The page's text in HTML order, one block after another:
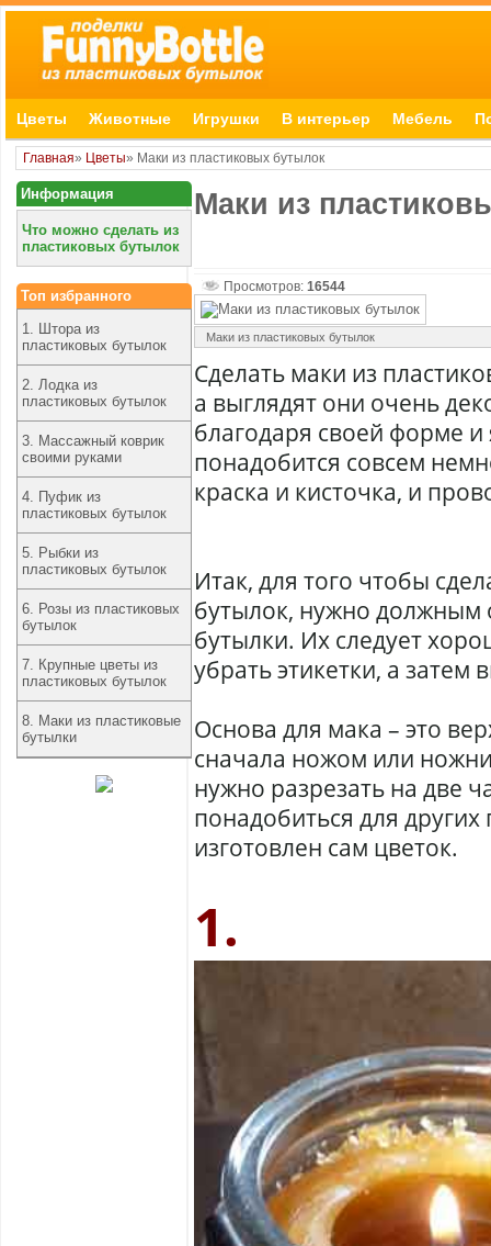
Цветы Животные Игрушки В интерьер Мебель
Главная» Цветы» Маки из пластиковых бутылок
Маки из
Просмотров: 16544
Маки из пластиковых бутылок
Сделать маки из
а выглядят они очень
благодаря своей форме и
понадобится совсем
краска и кисточка, и
Итак, для того чтобы
бутылок, нужно должным
бутылки. Их следует
убрать этикетки, а затем
Основа для мака – это
сначала ножом или
нужно разрезать на две
понадобиться для
изготовлен сам цветок.
1.
Информация
Что можно сделать из
пластиковых бутылок
Топ избранного
1. Штора из
пластиковых бутылок
2. Лодка из
пластиковых бутылок
3. Массажный коврик
своими руками
4. Пуфик из
пластиковых бутылок
5. Рыбки из
пластиковых бутылок
6. Розы из пластиковых
бутылок
7. Крупные цветы из
пластиковых бутылок
8. Маки из пластиковые
бутылки